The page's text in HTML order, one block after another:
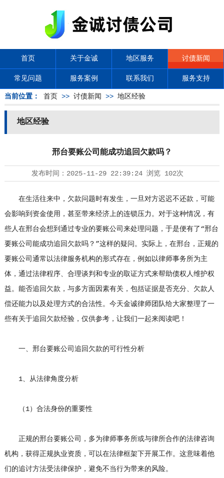
首页 关于金诚 地区服务 讨债新闻
常见问题 服务案例 联系我们 服务支持
当前位置： 首页 >> 讨债新闻 >> 地区经验
地区经验
邢台要账公司能成功追回欠款吗？
发布时间： 2025-11-29 22:39:24浏览 102次
在生活往来中，欠款问题时有发生，一旦对方迟迟不还款，可能
会影响到资金使用，甚至带来经济上的连锁压力。对于这种情况，有
些人在邢台会想到通过专业的要账公司来处理问题，于是便有了“邢台
要账公司能成功追回欠款吗？”这样的疑问。实际上，在邢台，正规的
要账公司通常以法律服务机构的形式存在，例如以律师事务所为主
体，通过法律程序、合理谈判和专业的取证方式来帮助债权人维护权
益。能否追回欠款，与多方面因素有关，包括证据是否充分、欠款人
偿还能力以及处理方式的合法性。今天金诚律师团队给大家整理了一
些有关于追回欠款经验，仅供参考，让我们一起来阅读吧！
一、邢台要账公司追回欠款的可行性分析
1、从法律角度分析
（1）合法身份的重要性
正规的邢台要账公司，多为律师事务所或与律所合作的法律咨询
机构，获得正规执业资质，可以在法律框架下开展工作。这意味着他
们的追讨方法受法律保护，避免不当行为带来的风险。